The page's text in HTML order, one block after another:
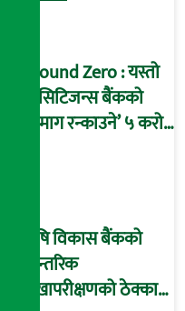
Ground Zero : यस्तो
छ सिटिजन्स बैंकको
‘दिमाग रन्काउने’ ५ करोड
कृषि विकास बैंकको
आन्तरिक
लेखापरीक्षणको ठेक्का